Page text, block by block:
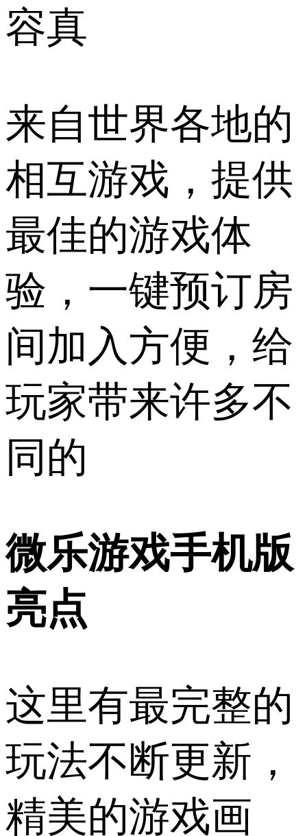
容真
来自世界各地的
相互游戏，提供
最佳的游戏体
验，一键预订房
间加入方便，给
玩家带来许多不
同的
微乐游戏手机版
亮点
这里有最完整的
玩法不断更新，
精美的游戏画